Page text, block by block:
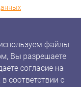
файлы
Вы разрешаете
согласие на
соответствии с